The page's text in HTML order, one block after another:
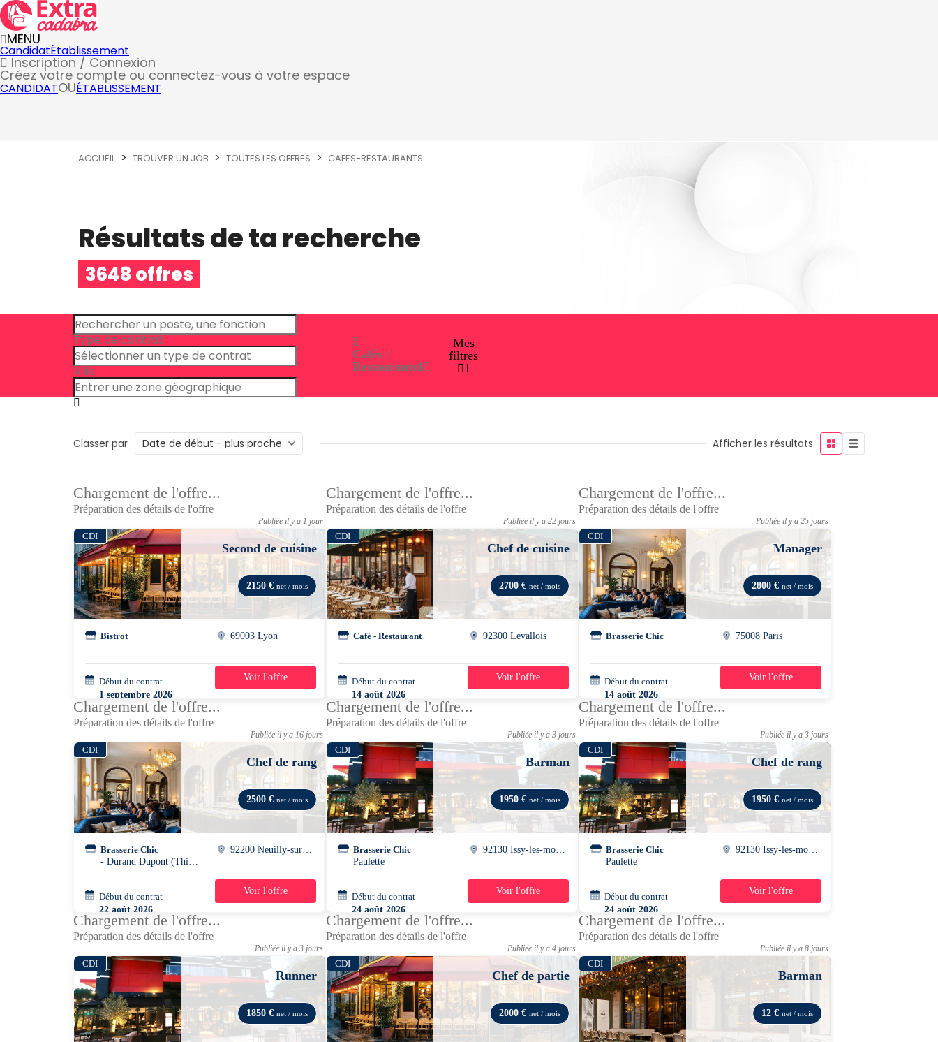
MENU
CandidatÉtablissement
Inscription / Connexion
Créez votre compte ou connectez-vous à votre espace
CANDIDATOUÉTABLISSEMENT
ACCUEIL TROUVER UN JOB TOUTES LES OFFRES CAFES-RESTAURANTS
Résultats de ta recherche
3648 offres
Type de contrat
Ville
Cafés /
Restaurants1
Mes
filtres
1
Classer par Afficher les résultats
Chargement de l'offre...
Préparation des détails de l'offre
Publiée il y a 1 jour
CDI
Second de cuisine
2150 € net / mois
Bistrot 69003 Lyon
Début du contrat
1 septembre 2026
39h/semaine
Voir l'offre
Chargement de l'offre...
Préparation des détails de l'offre
Publiée il y a 22 jours
CDI
Chef de cuisine
2700 € net / mois
Café - Restaurant 92300 Levallois
Début du contrat
14 août 2026
39h/semaine
Voir l'offre
Chargement de l'offre...
Préparation des détails de l'offre
Publiée il y a 25 jours
CDI
Manager
2800 € net / mois
Brasserie Chic 75008 Paris
Début du contrat
14 août 2026
39h/semaine
Voir l'offre
Chargement de l'offre...
Préparation des détails de l'offre
Publiée il y a 16 jours
CDI
Chef de rang
2500 € net / mois
Brasserie Chic
- Durand Dupont (Thierry Bourdoncle) -
Début du contrat
22 août 2026
39h/semaine
Voir l'offre
Chargement de l'offre...
Préparation des détails de l'offre
Publiée il y a 3 jours
CDI
Barman
1950 € net / mois
Brasserie Chic
Paulette
Début du contrat
24 août 2026
42h/semaine
Voir l'offre
Chargement de l'offre...
Préparation des détails de l'offre
Publiée il y a 3 jours
CDI
Chef de rang
1950 € net / mois
Brasserie Chic
Paulette
Début du contrat
24 août 2026
42h/semaine
Voir l'offre
Chargement de l'offre...
Préparation des détails de l'offre
Publiée il y a 3 jours
CDI
Runner
1850 € net / mois
Chargement de l'offre...
Préparation des détails de l'offre
Publiée il y a 4 jours
CDI
Chef de partie
2000 € net / mois
Chargement de l'offre...
Préparation des détails de l'offre
Publiée il y a 8 jours
CDI
Barman
12 € net / mois